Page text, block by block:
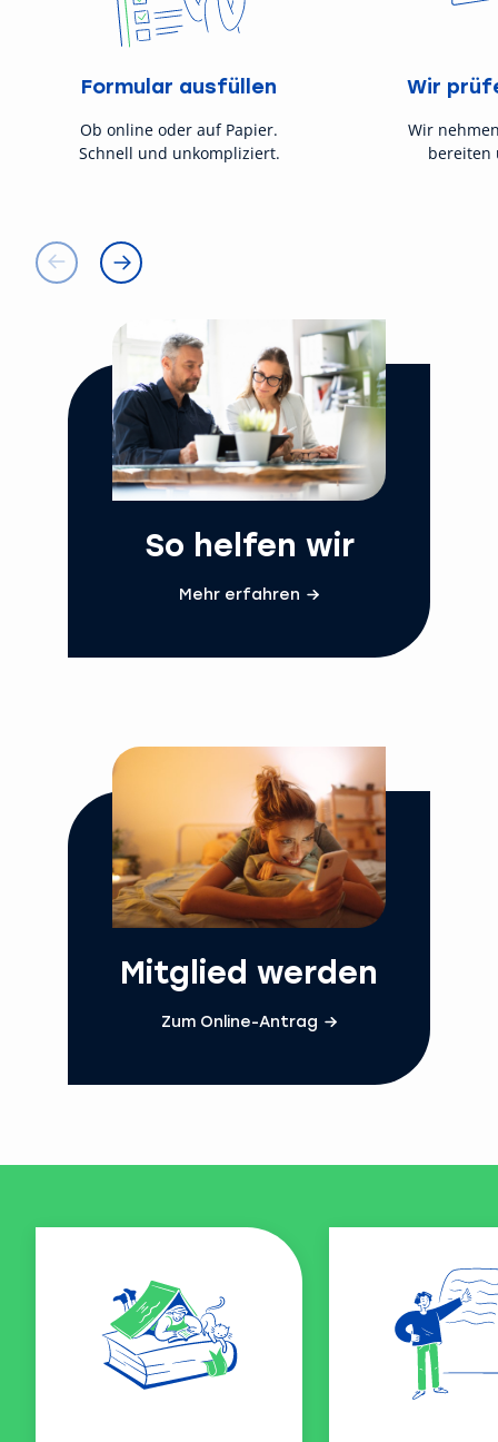
Formular ausfüllen
Ob online oder auf Papier.
Schnell und unkompliziert.
Wir
Wir
bereiten
So helfen wir
Mehr erfahren
Mitglied werden
Zum Online-Antrag